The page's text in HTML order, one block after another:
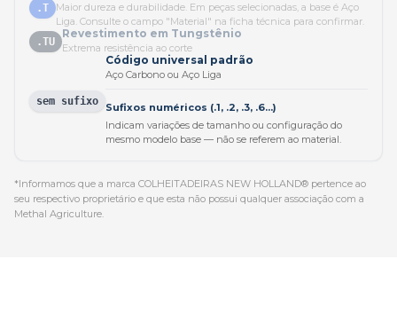
.T
Maior dureza e durabilidade. Em peças selecionadas, a base é Aço
Liga. Consulte o campo "Material" na ficha técnica para confirmar.
.TU
Revestimento em Tungstênio
Extrema resistência ao corte
sem sufixo
Código universal padrão
Aço Carbono ou Aço Liga
Sufixos numéricos (.1, .2, .3, .6...)
Indicam variações de tamanho ou configuração do
mesmo modelo base — não se referem ao material.
*Informamos que a marca COLHEITADEIRAS NEW HOLLAND® pertence ao
seu respectivo proprietário e que esta não possui qualquer associação com a
Methal Agriculture.